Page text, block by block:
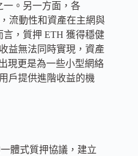
一。另一方面，各
流動性和資產在主網與
，質押 ETH 獲得穩健
益無法同時實現，資產
現更是為一些小型網絡
戶提供進階收益的機
體式質押協議，建立